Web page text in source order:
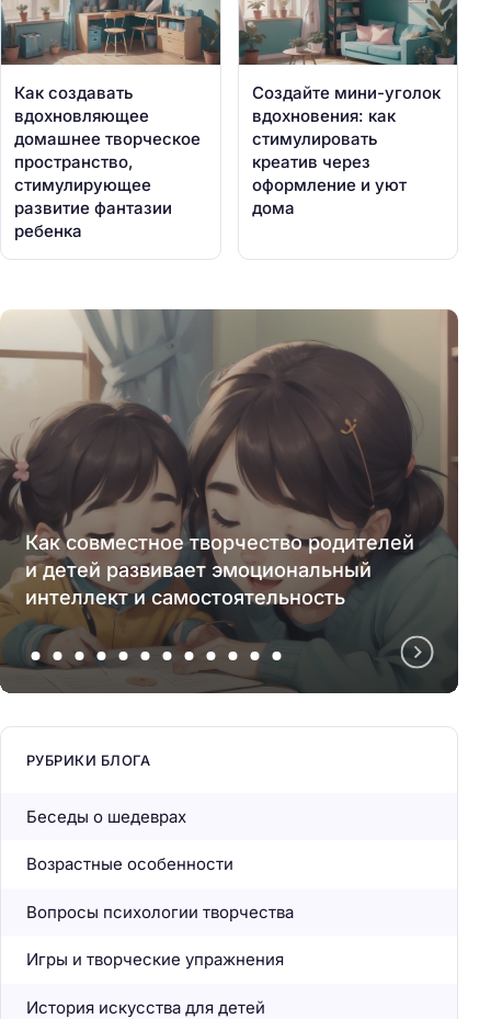
Как создавать
вдохновляющее
домашнее творческое
пространство,
стимулирующее
развитие фантазии
ребенка
Создайте мини-уголок
вдохновения: как
стимулировать
креатив через
оформление и уют
дома
Как совместное творчество родителей
и детей развивает эмоциональный
интеллект и самостоятельность
РУБРИКИ БЛОГА
Беседы о шедеврах
Возрастные особенности
Вопросы психологии творчества
Игры и творческие упражнения
История искусства для детей